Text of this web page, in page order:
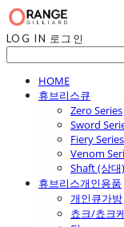
LOG IN 로그인
HOME
휴브리스큐
Zero Series
Sword
Fiery Series
Venom
Shaft (상대)
휴브리스개인용품
개인큐가방
쵸크/쵸크